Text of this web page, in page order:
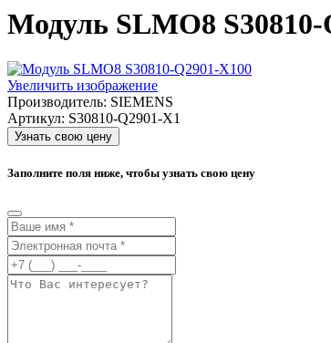
Модуль SLMO8 S30810-
Увеличить изображение
Производитель: SIEMENS
Артикул: S30810-Q2901-X1
Узнать свою цену
Заполните поля ниже, чтобы узнать свою цену